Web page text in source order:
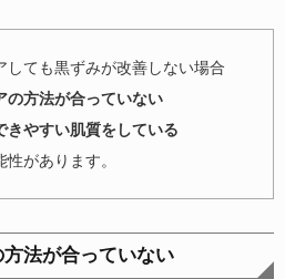
しても黒ずみが改善しない場合
の方法が合っていない
きやすい肌質をしている
性があります。
法が合っていない